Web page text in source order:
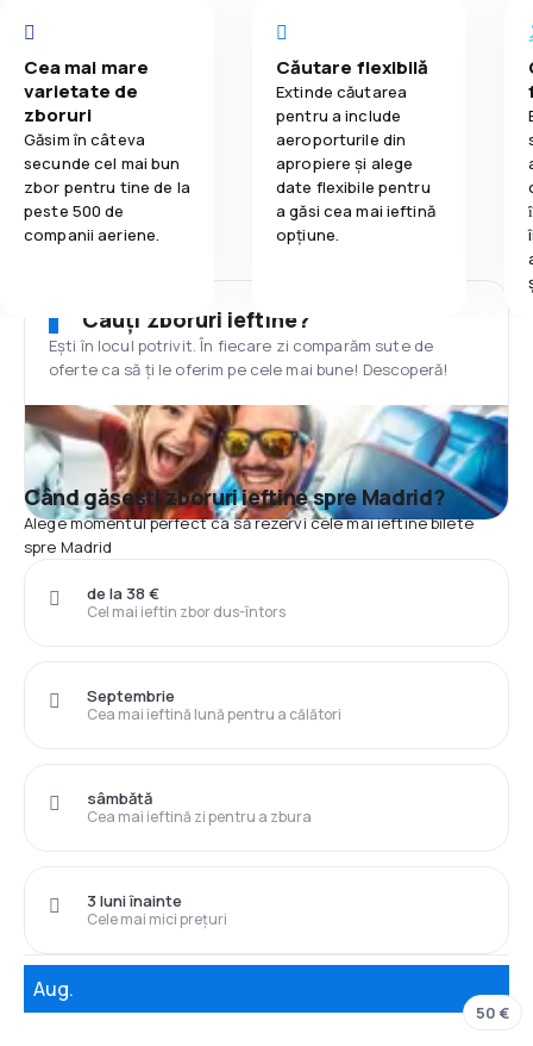
Cea mai mare
varietate de
zboruri
Găsim în câteva
secunde cel mai bun
zbor pentru tine de la
peste 500 de
companii aeriene.
Căutare flexibilă
Extinde căutarea
pentru a include
aeroporturile din
apropiere și alege
date flexibile pentru
a găsi cea mai ieftină
opțiune.
Cauți zboruri ieftine?
Ești în locul potrivit. În fiecare zi comparăm sute de
oferte ca să ți le oferim pe cele mai bune! Descoperă!
Când găsești zboruri ieftine spre Madrid?
Alege momentul perfect ca să rezervi cele mai ieftine bilete
spre Madrid
Cel mai ieftin zbor dus-întors
de la 38 €
Cea mai ieftină lună pentru a călători
Septembrie
Cea mai ieftină zi pentru a zbura
sâmbătă
Cele mai mici prețuri
3 luni înainte
Aug.
50 €